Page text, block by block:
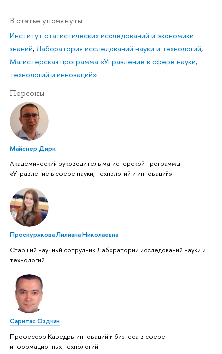
В статье упомянуты
Институт статистических исследований и экономики
знаний,Лаборатория исследований науки и технологий,
Магистерская программа «Управление в сфере науки,
технологий и инноваций»
Персоны
Майснер Дирк
Академический руководитель магистерской программы
«Управление в сфере науки, технологий и инноваций»
Проскурякова Лилиана Николаевна
Старший научный сотрудник Лаборатории исследований науки и
технологий
Саритас Оздчан
Профессор Кафедры инноваций и бизнеса в сфере
информационных технологий